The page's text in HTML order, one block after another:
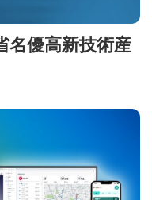
名優高新技術産